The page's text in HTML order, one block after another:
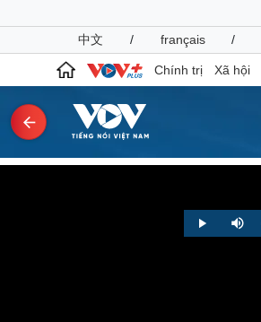
中文
/ français /
Chính trị Xã hội
Play Mute